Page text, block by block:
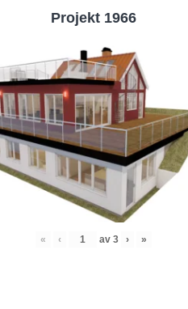
Projekt 1966
« ‹ av 3 › »